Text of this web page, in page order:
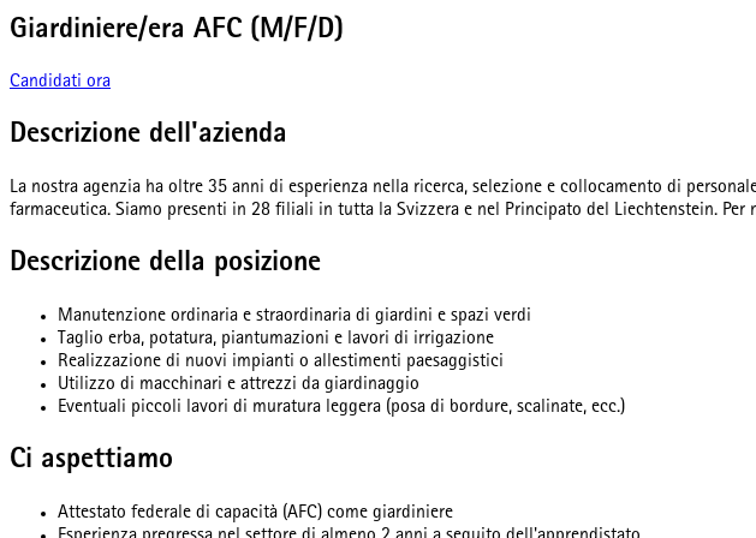
Giardiniere/era AFC (M/F/D)
Candidati ora
Descrizione dell'azienda
La nostra agenzia ha oltre 35 anni di esperienza nella ricerca, selezione e collocamento di
farmaceutica. Siamo presenti in 28 filiali in tutta la Svizzera e nel Principato del Liechtenstein.
Descrizione della posizione
Manutenzione ordinaria e straordinaria di giardini e spazi verdi
Taglio erba, potatura, piantumazioni e lavori di irrigazione
Realizzazione di nuovi impianti o allestimenti paesaggistici
Utilizzo di macchinari e attrezzi da giardinaggio
Eventuali piccoli lavori di muratura leggera (posa di bordure, scalinate, ecc.)
Ci aspettiamo
Attestato federale di capacità (AFC) come giardiniere